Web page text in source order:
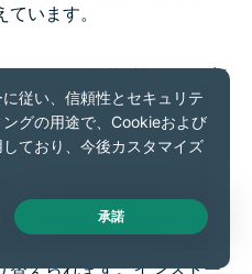
います。
、オーバーサイトという無
。これは、アプリがウェブ
ようとするたびに通知して
隠れた試行も検知します。
ェブカメラ・オン／オフ
がお
替えられます。インストー
Live Chat